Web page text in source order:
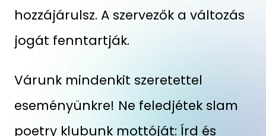
hozzájárulsz. A szervezők a változás
jogát fenntartják.
Várunk mindenkit szeretettel
eseményünkre! Ne feledjétek slam
poetry klubunk mottóját: Írd és